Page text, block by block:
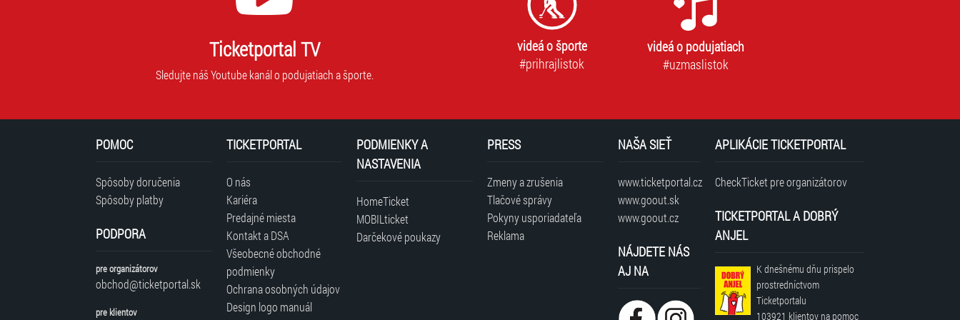
Ticketportal TV
Sledujte náš Youtube kanál o podujatiach a športe.
videá o športe
#prihrajlistok
videá o podujatiach
#uzmaslistok
POMOC
Spôsoby doručenia
Spôsoby platby
PODPORA
pre organizátorov
obchod@ticketportal.sk
pre klientov
TICKETPORTAL
O nás
Kariéra
Predajné miesta
Kontakt a DSA
Všeobecné obchodné
podmienky
Ochrana osobných údajov
Design logo manuál
PODMIENKY A
NASTAVENIA
HomeTicket
MOBILticket
Darčekové poukazy
PRESS
Zmeny a zrušenia
Tlačové správy
Pokyny usporiadateľa
Reklama
NAŠA SIEŤ
www.ticketportal.cz
www.goout.sk
www.goout.cz
NÁJDETE NÁS
AJ NA
APLIKÁCIE TICKETPORTAL
CheckTicket pre organizátorov
TICKETPORTAL A DOBRÝ
ANJEL
K dnešnému dňu prispelo
prostredníctvom
Ticketportalu
103921 klientov na pomoc